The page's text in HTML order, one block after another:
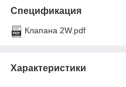
Спецификация
Клапана 2W.pdf
Характеристики